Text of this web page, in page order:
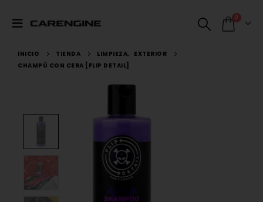
0
INICIO TIENDA LIMPIEZA,
EXTERIOR
CHAMPÚ CON CERA [FLIP DETAIL]